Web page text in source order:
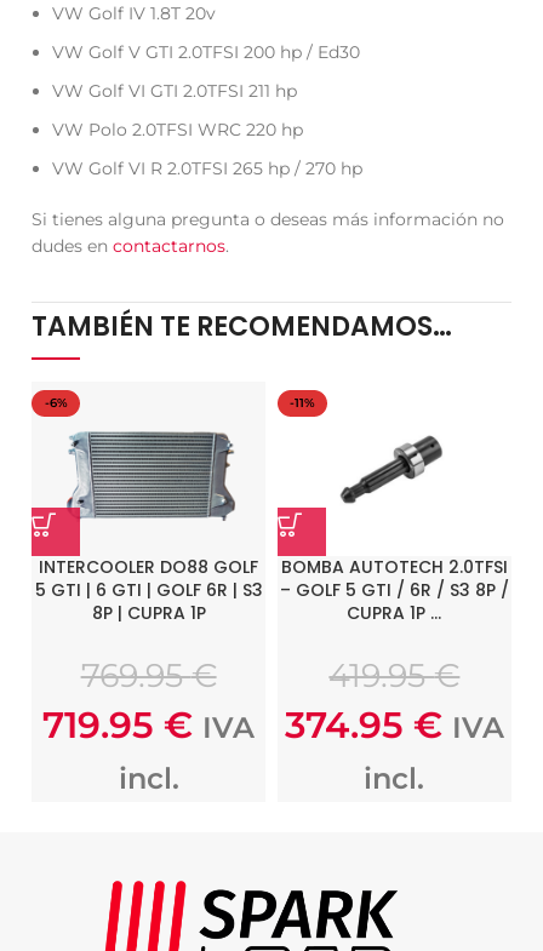
VW Golf IV 1.8T 20v
VW Golf V GTI 2.0TFSI 200 hp / Ed30
VW Golf VI GTI 2.0TFSI 211 hp
VW Polo 2.0TFSI WRC 220 hp
VW Golf VI R 2.0TFSI 265 hp / 270 hp
Si tienes alguna pregunta o deseas más información no
dudes encontactarnos.
TAMBIÉN TE RECOMENDAMOS…
-6%
INTERCOOLER DO88 GOLF
5 GTI | 6 GTI | GOLF 6R | S3
8P | CUPRA 1P
769.95€
719.95€ IVA
incl.
-11%
BOMBA AUTOTECH 2.0TFSI
– GOLF 5 GTI / 6R / S3 8P /
CUPRA 1P …
419.95€
374.95 € IVA
incl.